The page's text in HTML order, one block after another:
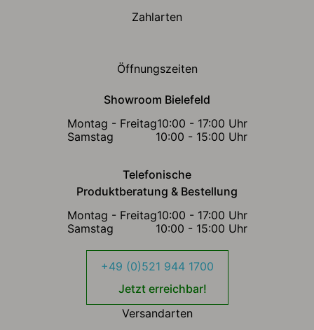
Zahlarten
Öffnungszeiten
Showroom Bielefeld
Montag - Freitag10:00 - 17:00 Uhr
Samstag
10:00 - 15:00 Uhr
Telefonische
Produktberatung & Bestellung
Montag - Freitag10:00 - 17:00 Uhr
Samstag
10:00 - 15:00 Uhr
+49 (0)521 944 1700
Jetzt erreichbar!
Versandarten